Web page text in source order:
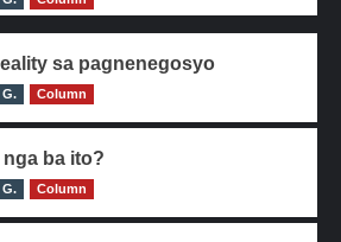
sa pagnenegosyo
Column
ba ito?
Column